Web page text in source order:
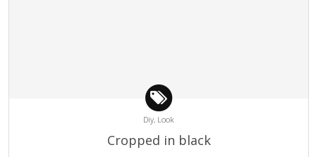
Diy, Look
Cropped in black